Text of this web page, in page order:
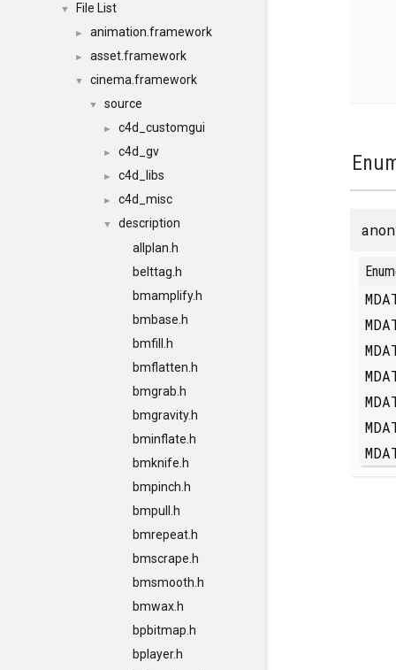
▼ File List
► animation.framework
► asset.framework
▼ cinema.framework
▼ source
► c4d_customgui
► c4d_gv
► c4d_libs
► c4d_misc
▼
description
allplan.h
belttag.h
bmamplify.h
bmbase.h
bmfill.h
bmflatten.h
bmgrab.h
bmgravity.h
bminflate.h
bmknife.h
bmpinch.h
bmpull.h
bmrepeat.h
bmscrape.h
bmsmooth.h
bmwax.h
bpbitmap.h
bplayer.h